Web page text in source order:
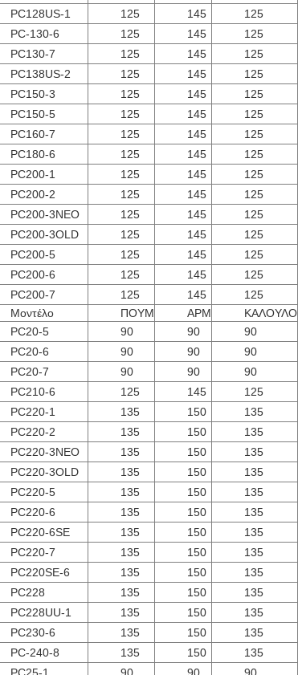
PC128US-1
125 145 125
PC-130-6
125 145 125
PC130-7
125 145 125
PC138US-2
125 145 125
PC150-3
125 145 125
PC150-5
125 145 125
PC160-7
125 145 125
PC180-6
125 145 125
PC200-1
125 145 125
PC200-2
125 145 125
PC200-3ΝΕΟ
125 145 125
PC200-3OLD
125 145 125
PC200-5
125 145 125
PC200-6
125 145 125
PC200-7
125 145 125
Μοντέλο
ΠΟΥΜ ΑΡΜ ΚΑΛΟΥΛΟ
PC20-5
90 90 90
PC20-6
90 90 90
PC20-7
90 90 90
PC210-6
125 145 125
PC220-1
135 150 135
PC220-2
135 150 135
PC220-3ΝΕΟ
135 150 135
PC220-3OLD
135 150 135
PC220-5
135 150 135
PC220-6
135 150 135
PC220-6SE
135 150 135
PC220-7
135 150 135
PC220SE-6
135 150 135
PC228
135 150 135
PC228UU-1
135 150 135
PC230-6
135 150 135
PC-240-8
135 150 135